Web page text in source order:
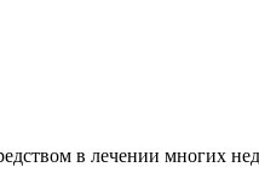
в лечении многих